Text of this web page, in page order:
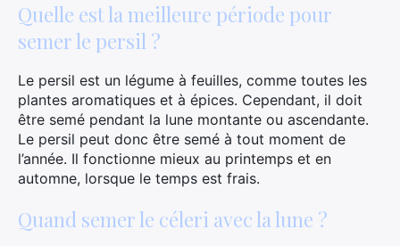
Quelle est la meilleure période pour
semer le persil ?
Le persil est un légume à feuilles, comme toutes les
plantes aromatiques et à épices. Cependant, il doit
être semé pendant la lune montante ou ascendante.
Le persil peut donc être semé à tout moment de
l’année. Il fonctionne mieux au printemps et en
automne, lorsque le temps est frais.
Quand semer le céleri avec la lune ?